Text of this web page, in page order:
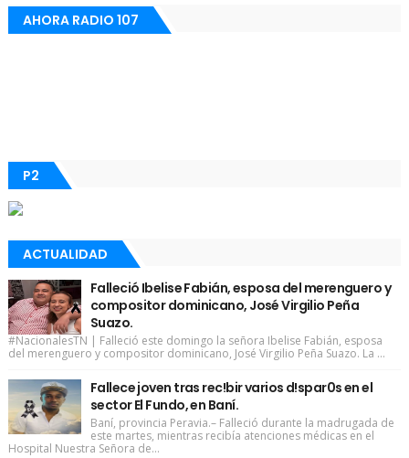
AHORA RADIO 107
P2
ACTUALIDAD
Falleció Ibelise Fabián, esposa del merenguero y
compositor dominicano, José Virgilio Peña
Suazo.
#NacionalesTN | Falleció este domingo la señora Ibelise Fabián, esposa
del merenguero y compositor dominicano, José Virgilio Peña Suazo. La ...
Fallece joven tras rec!bir varios d!spar0s en el
sector El Fundo, en Baní.
Baní, provincia Peravia.– Falleció durante la madrugada de
este martes, mientras recibía atenciones médicas en el
Hospital Nuestra Señora de...